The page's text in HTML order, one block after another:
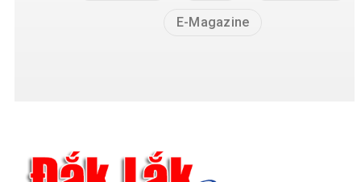
E-Magazine